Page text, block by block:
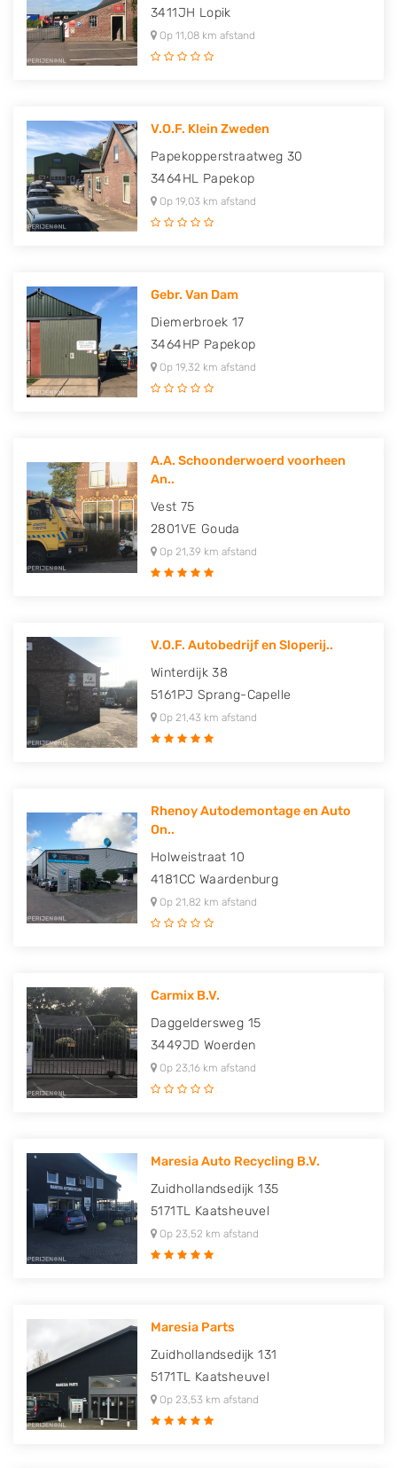
3411JH Lopik
Op 11,08 km afstand
V.O.F. Klein Zweden
Papekopperstraatweg 30
3464HL Papekop
Op 19,03 km afstand
Gebr. Van Dam
Diemerbroek 17
3464HP Papekop
Op 19,32 km afstand
A.A. Schoonderwoerd voorheen
An..
Vest 75
2801VE Gouda
Op 21,39 km afstand
V.O.F. Autobedrijf en Sloperij..
Winterdijk 38
5161PJ Sprang-Capelle
Op 21,43 km afstand
Rhenoy Autodemontage en Auto
On..
Holweistraat 10
4181CC Waardenburg
Op 21,82 km afstand
Carmix B.V.
Daggeldersweg 15
3449JD Woerden
Op 23,16 km afstand
Maresia Auto Recycling B.V.
Zuidhollandsedijk 135
5171TL Kaatsheuvel
Op 23,52 km afstand
Maresia Parts
Zuidhollandsedijk 131
5171TL Kaatsheuvel
Op 23,53 km afstand